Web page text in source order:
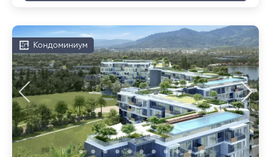
Кондоминиум